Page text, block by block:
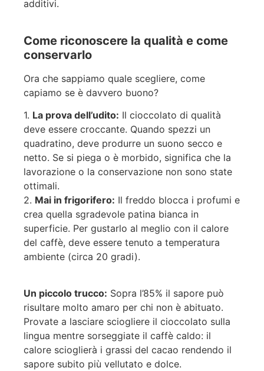
additivi.
Come riconoscere la qualità e come
conservarlo
Ora che sappiamo quale scegliere, come
capiamo se è davvero buono?
1. La prova dell’udito: Il cioccolato di qualità
deve essere croccante. Quando spezzi un
quadratino, deve produrre un suono secco e
netto. Se si piega o è morbido, significa che la
lavorazione o la conservazione non sono state
ottimali.
2. Mai in frigorifero: Il freddo blocca i profumi e
crea quella sgradevole patina bianca in
superficie. Per gustarlo al meglio con il calore
del caffè, deve essere tenuto a temperatura
ambiente (circa 20 gradi).
Un piccolo trucco: Sopra l’85% il sapore può
risultare molto amaro per chi non è abituato.
Provate a lasciare sciogliere il cioccolato sulla
lingua mentre sorseggiate il caffè caldo: il
calore scioglierà i grassi del cacao rendendo il
sapore subito più vellutato e dolce.